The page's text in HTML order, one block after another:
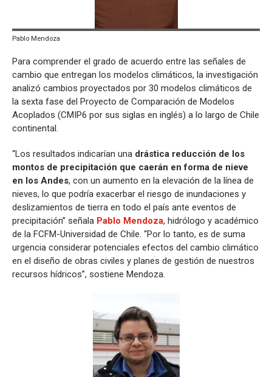
Pablo Mendoza
Para comprender el grado de acuerdo entre las señales de
cambio que entregan los modelos climáticos, la investigación
analizó cambios proyectados por 30 modelos climáticos de
la sexta fase del Proyecto de Comparación de Modelos
Acoplados (CMIP6 por sus siglas en inglés) a lo largo de Chile
continental.
“Los resultados indicarían una drástica reducción de los
montos de precipitación que caerán en forma de nieve
en los Andes, con un aumento en la elevación de la línea de
nieves, lo que podría exacerbar el riesgo de inundaciones y
deslizamientos de tierra en todo el país ante eventos de
precipitación” señala Pablo Mendoza, hidrólogo y académico
de la FCFM-Universidad de Chile. “Por lo tanto, es de suma
urgencia considerar potenciales efectos del cambio climático
en el diseño de obras civiles y planes de gestión de nuestros
recursos hídricos”, sostiene Mendoza.